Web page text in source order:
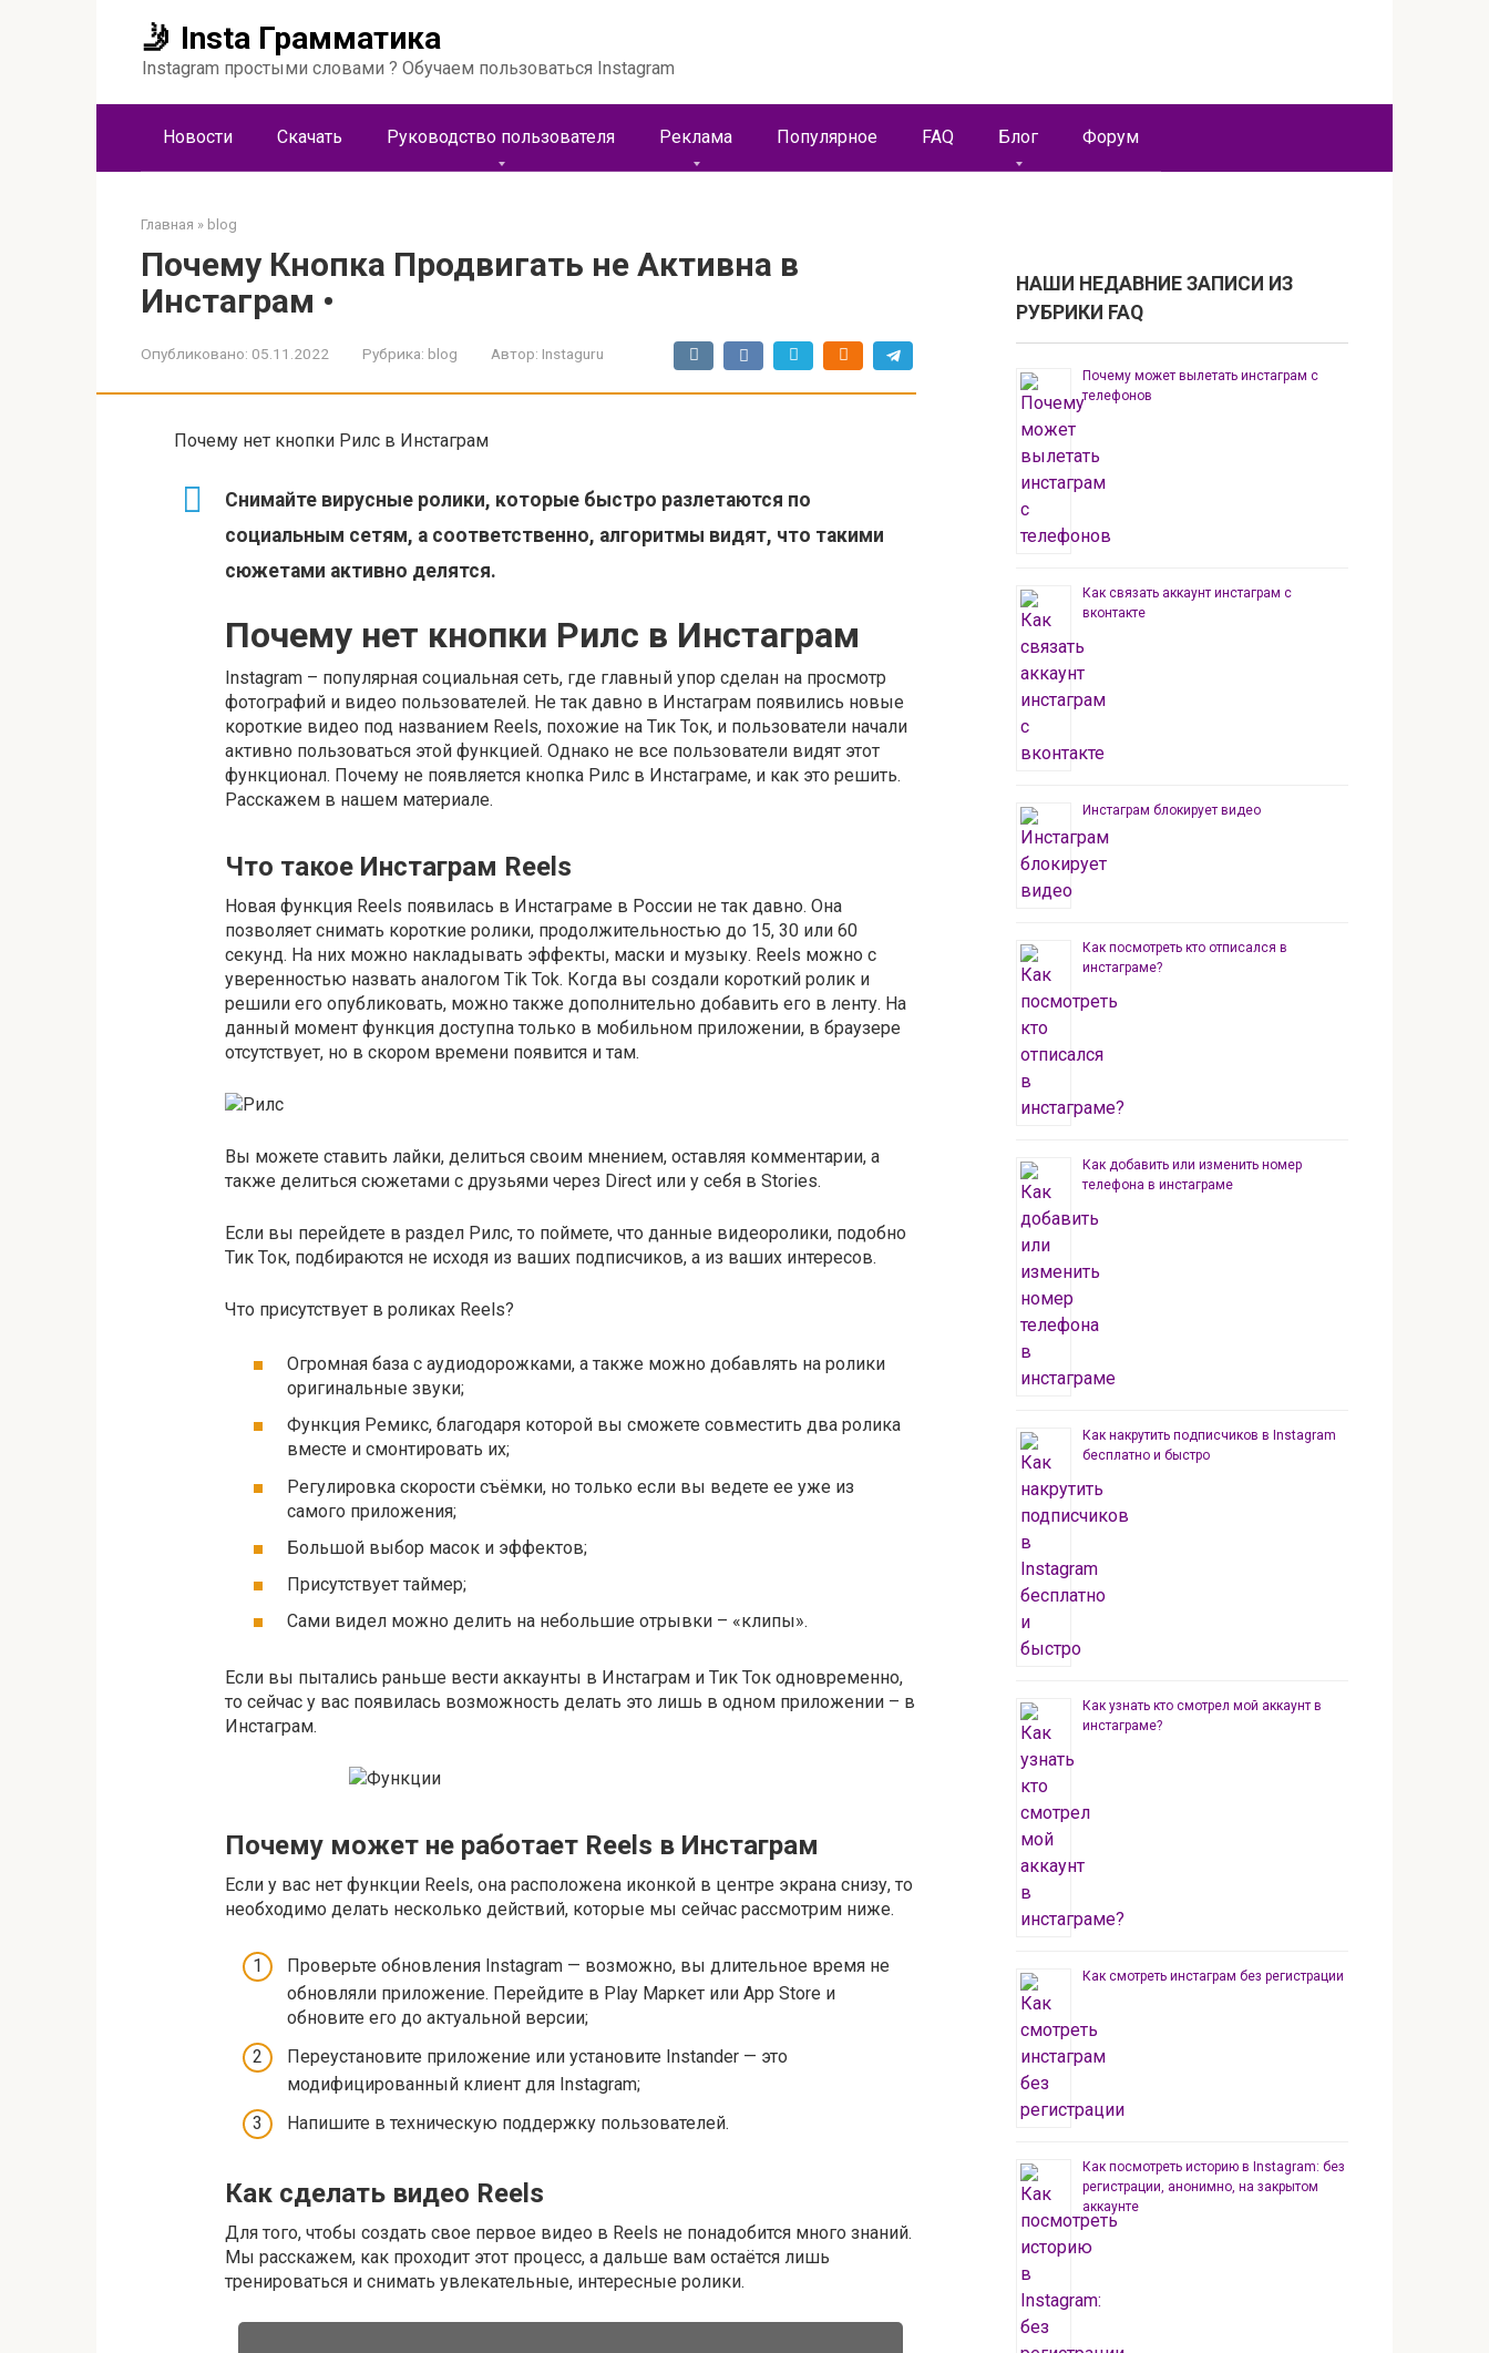
🤳 Insta Грамматика
Instagram простыми словами ? Обучаем пользоваться Instagram
Новости Скачать Руководство пользователя Реклама Популярное FAQ Блог Форум
Главная » blog
Почему Кнопка Продвигать не Активна в
Инстаграм •
Опубликовано: 05.11.2022 Рубрика: blog Автор: Instaguru
Почему нет кнопки Рилс в Инстаграм
Снимайте вирусные ролики, которые быстро разлетаются по
социальным сетям, а соответственно, алгоритмы видят, что такими
сюжетами активно делятся.
Почему нет кнопки Рилс в Инстаграм
Instagram – популярная социальная сеть, где главный упор сделан на просмотр
фотографий и видео пользователей. Не так давно в Инстаграм появились новые
короткие видео под названием Reels, похожие на Тик Ток, и пользователи начали
активно пользоваться этой функцией. Однако не все пользователи видят этот
функционал. Почему не появляется кнопка Рилс в Инстаграме, и как это решить.
Расскажем в нашем материале.
Что такое Инстаграм Reels
Новая функция Reels появилась в Инстаграме в России не так давно. Она
позволяет снимать короткие ролики, продолжительностью до 15, 30 или 60
секунд. На них можно накладывать эффекты, маски и музыку. Reels можно с
уверенностью назвать аналогом Tik Tok. Когда вы создали короткий ролик и
решили его опубликовать, можно также дополнительно добавить его в ленту. На
данный момент функция доступна только в мобильном приложении, в браузере
отсутствует, но в скором времени появится и там.
Вы можете ставить лайки, делиться своим мнением, оставляя комментарии, а
также делиться сюжетами с друзьями через Direct или у себя в Stories.
Если вы перейдете в раздел Рилс, то поймете, что данные видеоролики, подобно
Тик Ток, подбираются не исходя из ваших подписчиков, а из ваших интересов.
Что присутствует в роликах Reels?
Огромная база с аудиодорожками, а также можно добавлять на ролики
оригинальные звуки;
Функция Ремикс, благодаря которой вы сможете совместить два ролика
вместе и смонтировать их;
Регулировка скорости съёмки, но только если вы ведете ее уже из
самого приложения;
Большой выбор масок и эффектов;
Присутствует таймер;
Сами видел можно делить на небольшие отрывки – «клипы».
Если вы пытались раньше вести аккаунты в Инстаграм и Тик Ток одновременно,
то сейчас у вас появилась возможность делать это лишь в одном приложении – в
Инстаграм.
Почему может не работает Reels в Инстаграм
Если у вас нет функции Reels, она расположена иконкой в центре экрана снизу, то
необходимо делать несколько действий, которые мы сейчас рассмотрим ниже.
Проверьте обновления Instagram — возможно, вы длительное время не
обновляли приложение. Перейдите в Play Маркет или App Store и
обновите его до актуальной версии;
Переустановите приложение или установите Instander — это
модифицированный клиент для Instagram;
Напишите в техническую поддержку пользователей.
Как сделать видео Reels
Для того, чтобы создать свое первое видео в Reels не понадобится много знаний.
Мы расскажем, как проходит этот процесс, а дальше вам остаётся лишь
тренироваться и снимать увлекательные, интересные ролики.
НАШИ НЕДАВНИЕ ЗАПИСИ ИЗ
РУБРИКИ FAQ
Почему может вылетать инстаграм с
телефонов
Как связать аккаунт инстаграм с
вконтакте
Инстаграм блокирует видео
Как посмотреть кто отписался в
инстаграме?
Как добавить или изменить номер
телефона в инстаграме
Как накрутить подписчиков в Instagram
бесплатно и быстро
Как узнать кто смотрел мой аккаунт в
инстаграме?
Как смотреть инстаграм без регистрации
Как посмотреть историю в Instagram: без
регистрации, анонимно, на закрытом
аккаунте